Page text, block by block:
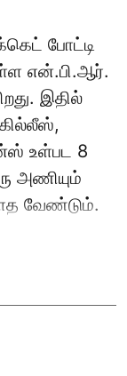
போட்டி
என்.பி.ஆர்.
இதில்
கில்லீஸ்,
உள்பட 8
அணியும்
வேண்டும்.